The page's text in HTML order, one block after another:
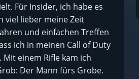
Für Insider, ich habe es
viel lieber meine Zeit
und einfachen Treffen
ich in meinen Call of Duty
einem Rifle kam ich
Der Mann fürs Grobe.